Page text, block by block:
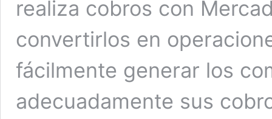
realiza cobros con
convertirlos en
fácilmente generar los
adecuadamente sus